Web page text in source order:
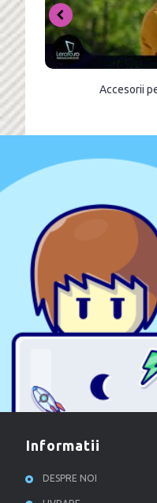
Accesorii
informatii
DESPRE NOI